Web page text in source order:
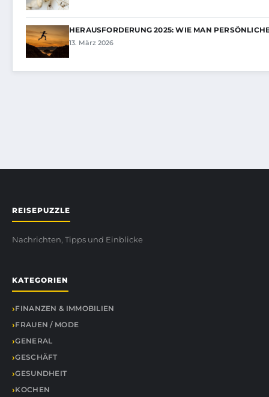
HERAUSFORDERUNG 2025: WIE MAN
13. März 2026
REISEPUZZLE
Nachrichten, Tipps und Einblicke
KATEGORIEN
FINANZEN & IMMOBILIEN
FRAUEN / MODE
GENERAL
GESCHÄFT
GESUNDHEIT
KOCHEN